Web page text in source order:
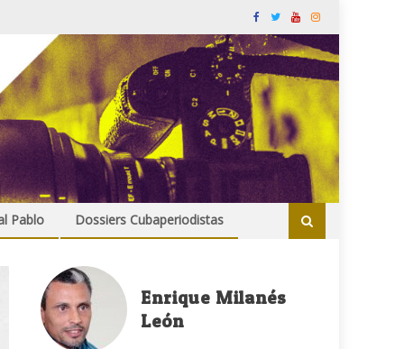
Pablo Dossiers Cubaperiodistas
Enrique Milanés
León